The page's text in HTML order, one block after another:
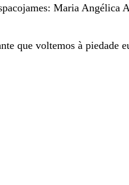
Maria Angélica
que voltemos à piedade